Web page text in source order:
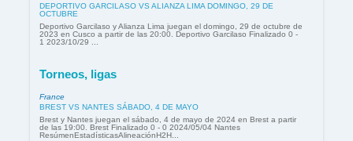
DEPORTIVO GARCILASO VS ALIANZA LIMA DOMINGO, 29 DE
OCTUBRE
Deportivo Garcilaso y Alianza Lima juegan el domingo, 29 de octubre de
2023 en Cusco a partir de las 20:00. Deportivo Garcilaso Finalizado 0 -
1 2023/10/29 ...
Torneos, ligas
France
BREST VS NANTES SÁBADO, 4 DE MAYO
Brest y Nantes juegan el sábado, 4 de mayo de 2024 en Brest a partir
de las 19:00. Brest Finalizado 0 - 0 2024/05/04 Nantes
ResúmenEstadísticasAlineaciónH2H...